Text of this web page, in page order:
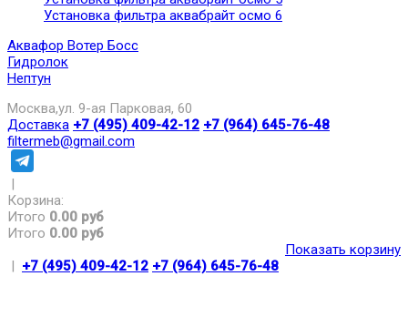
Установка фильтра аквабрайт осмо 6
Аквафор Вотер Босс
Гидролок
Нептун
Москва,ул. 9-ая Парковая, 60
Доставка +7 (495) 409-42-12 +7 (964) 645-76-48
filtermeb@gmail.com
|
Корзина:
Итого 0.00 руб
Итого 0.00 руб
Показать корзину
| +7 (495) 409-42-12 +7 (964) 645-76-48